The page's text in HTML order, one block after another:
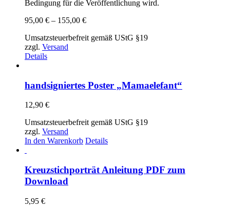
Bedingung für die Veröffentlichung wird.
95,00 € – 155,00 €Preisspanne:
bis
Umsatzsteuerbefreit gemäß UStG §19
zzgl. Versand
Details
handsigniertes Poster „Mamaelefant“
12,90 €
Umsatzsteuerbefreit gemäß UStG §19
zzgl. Versand
In den Warenkorb Details
Kreuzstichporträt Anleitung PDF zum
Download
5,95 €